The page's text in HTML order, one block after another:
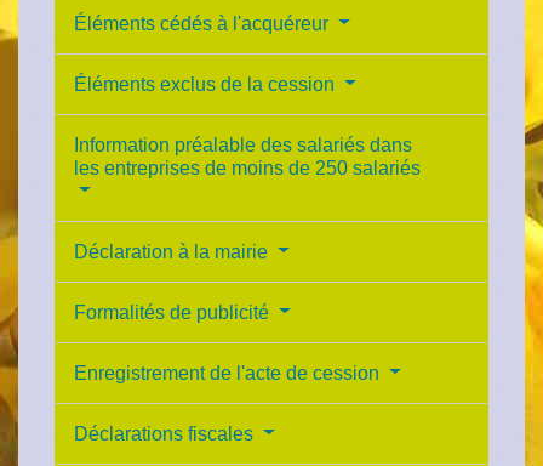
Éléments cédés à l'acquéreur
Éléments exclus de la cession
Information préalable des salariés dans
les entreprises de moins de 250 salariés
Déclaration à la mairie
Formalités de publicité
Enregistrement de l'acte de cession
Déclarations fiscales